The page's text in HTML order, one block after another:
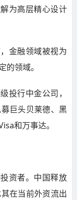
为高层精心设计
金融领域被视为
的领域。
投行中金公司，
巨头贝莱德、黑
和万事达。
资者。中国释放
在当前外资流出